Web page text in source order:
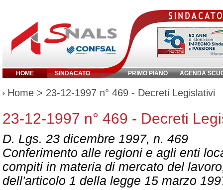
HOME SINDACATO PRIMO PIANO AGENDA
Inserisci parola chiave:
Home > 23-12-1997 n° 469 - Decreti Legislativi
23-12-1997 n° 469 - Decreti
D. Lgs. 23 dicembre 1997, n. 469
Conferimento alle regioni e agli enti
compiti in materia di mercato del
dell'articolo 1 della legge 15 marzo